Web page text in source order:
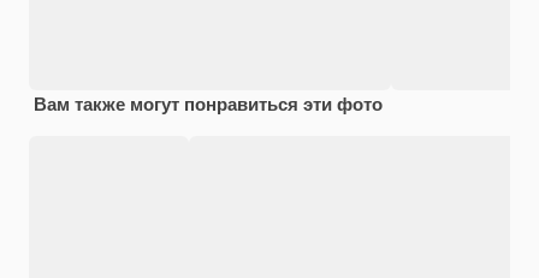
Вам также могут понравиться эти фото